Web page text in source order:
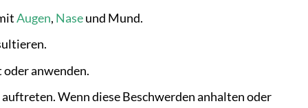
Augen, Naseund Mund.
anwenden.
Wenn diese Beschwerden anhalten oder